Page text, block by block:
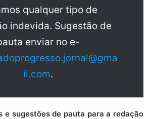
qualquer tipo de
indevida. Sugestão de
enviar no e-
il.com.
e sugestões de pauta para a redação